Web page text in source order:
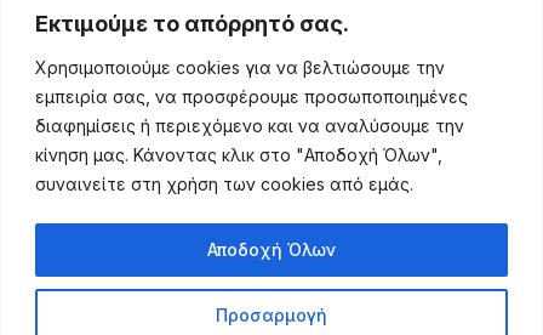
Εκτιμούμε το απόρρητό σας.
Χρησιμοποιούμε cookies για να βελτιώσουμε την
εμπειρία σας, να προσφέρουμε προσωποποιημένες
διαφημίσεις ή περιεχόμενο και να αναλύσουμε την
κίνηση μας. Κάνοντας κλικ στο "Αποδοχή Όλων",
συναινείτε στη χρήση των cookies από εμάς.
Προσαρμογή
Αποδοχή Όλων
Επικοινωνία
Ρόδου 133, Αθήνα 10443
(+30) 211 725 5427
sales@lightingexpert.gr
Χρήσιμες Σελίδες
Προϊόντα